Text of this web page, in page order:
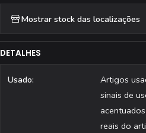
Mostrar stock das localizações
DETALHES
Usado:
Artigos
sinais de
reais do